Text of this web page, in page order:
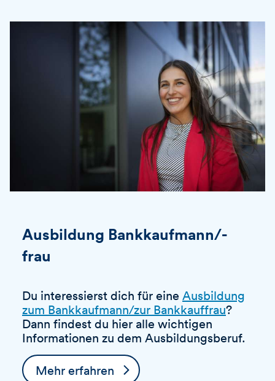
Ausbildung Bankkaufmann/-
frau
Du interessierst dich für eine Ausbildung
zum Bankkaufmann/zur Bankkauffrau?
Dann findest du hier alle wichtigen
Informationen zu dem Ausbildungsberuf.
Mehr erfahren